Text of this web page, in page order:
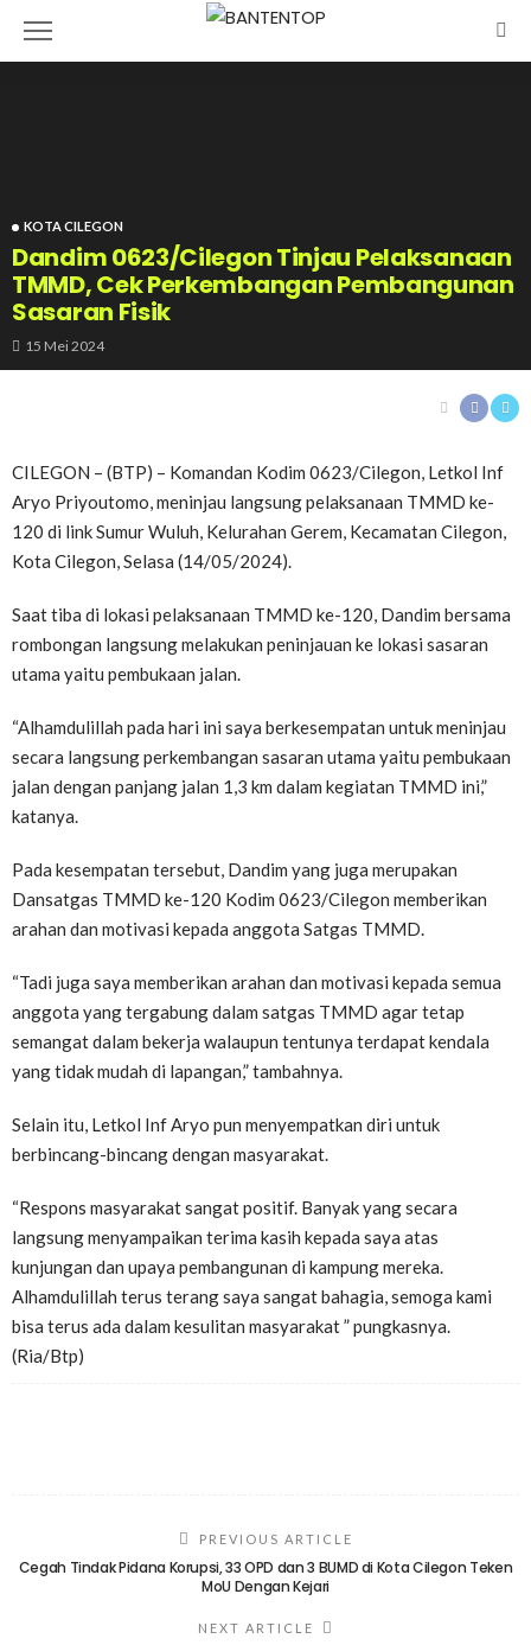
KOTA CILEGON
Dandim 0623/Cilegon Tinjau Pelaksanaan
TMMD, Cek Perkembangan Pembangunan
Sasaran Fisik
15 Mei 2024
CILEGON – (BTP) – Komandan Kodim 0623/Cilegon, Letkol Inf
Aryo Priyoutomo, meninjau langsung pelaksanaan TMMD ke-
120 di link Sumur Wuluh, Kelurahan Gerem, Kecamatan Cilegon,
Kota Cilegon, Selasa (14/05/2024).
Saat tiba di lokasi pelaksanaan TMMD ke-120, Dandim bersama
rombongan langsung melakukan peninjauan ke lokasi sasaran
utama yaitu pembukaan jalan.
“Alhamdulillah pada hari ini saya berkesempatan untuk meninjau
secara langsung perkembangan sasaran utama yaitu pembukaan
jalan dengan panjang jalan 1,3 km dalam kegiatan TMMD ini,”
katanya.
Pada kesempatan tersebut, Dandim yang juga merupakan
Dansatgas TMMD ke-120 Kodim 0623/Cilegon memberikan
arahan dan motivasi kepada anggota Satgas TMMD.
“Tadi juga saya memberikan arahan dan motivasi kepada semua
anggota yang tergabung dalam satgas TMMD agar tetap
semangat dalam bekerja walaupun tentunya terdapat kendala
yang tidak mudah di lapangan,” tambahnya.
Selain itu, Letkol Inf Aryo pun menyempatkan diri untuk
berbincang-bincang dengan masyarakat.
“Respons masyarakat sangat positif. Banyak yang secara
langsung menyampaikan terima kasih kepada saya atas
kunjungan dan upaya pembangunan di kampung mereka.
Alhamdulillah terus terang saya sangat bahagia, semoga kami
bisa terus ada dalam kesulitan masyarakat ” pungkasnya.
(Ria/Btp)
PREVIOUS ARTICLE
Cegah Tindak Pidana Korupsi, 33 OPD dan 3 BUMD di Kota Cilegon Teken
MoU Dengan Kejari
NEXT ARTICLE